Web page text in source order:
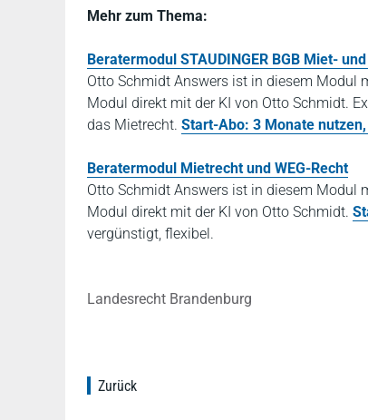
Mehr zum Thema:
Beratermodul STAUDINGER BGB Miet-
Otto Schmidt Answers ist in diesem Modul
Modul direkt mit der KI von Otto Schmidt.
das Mietrecht. Start-Abo: 3 Monate
Beratermodul Mietrecht und WEG-Recht
Otto Schmidt Answers ist in diesem Modul
Modul direkt mit der KI von Otto Schmidt.
vergünstigt, flexibel.
Landesrecht Brandenburg
Zurück